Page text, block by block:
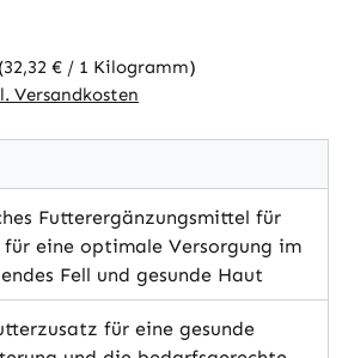
(32,32 € / 1 Kilogramm)
Versandkosten
Futterergänzungsmittel für
für eine optimale Versorgung im
Fell und gesunde Haut
für eine gesunde